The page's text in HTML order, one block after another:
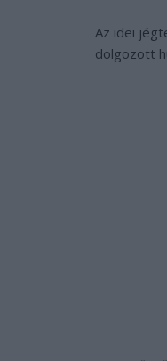
Az idei
dolgozott